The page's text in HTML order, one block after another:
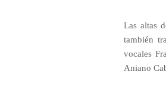
Las altas
también
vocales
Aniano